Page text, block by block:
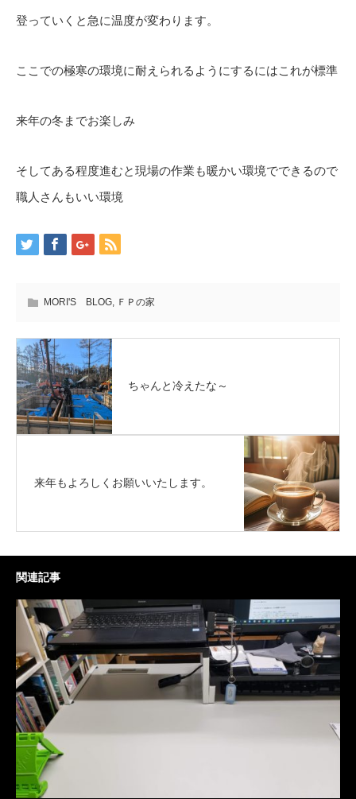
登っていくと急に温度が変わります。
ここでの極寒の環境に耐えられるようにするにはこれが標準
来年の冬までお楽しみ
そしてある程度進むと現場の作業も暖かい環境でできるので
職人さんもいい環境
MORI'S BLOG, ＦＰの家
ちゃんと冷えたな～
来年もよろしくお願いいたします。
関連記事